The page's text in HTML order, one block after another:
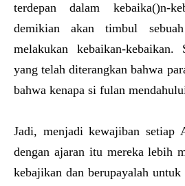
terdepan dalam kebaika()n-
demikian akan timbul
melakukan kebaikan-kebaikan.
yang telah diterangkan bahwa
bahwa kenapa si fulan
Jadi, menjadi kewajiban setiap
dengan ajaran itu mereka lebih
kebajikan dan berupayalah